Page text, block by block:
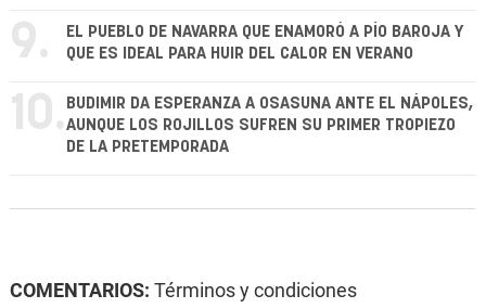
9.
EL PUEBLO DE NAVARRA QUE ENAMORÓ A PÍO BAROJA Y
QUE ES IDEAL PARA HUIR DEL CALOR EN VERANO
10. BUDIMIR DA ESPERANZA A OSASUNA ANTE EL NÁPOLES,
AUNQUE LOS ROJILLOS SUFREN SU PRIMER TROPIEZO
DE LA PRETEMPORADA
COMENTARIOS: Términos y condiciones